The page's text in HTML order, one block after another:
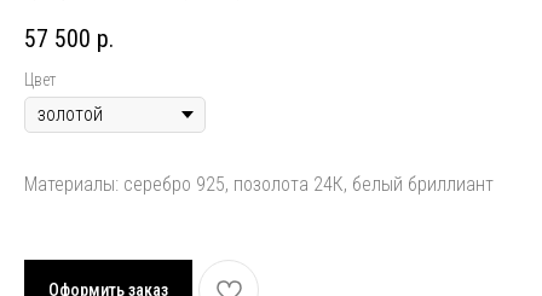
57 500 р.
Цвет
Материалы: серебро 925, позолота 24К, белый бриллиант
Оформить заказ